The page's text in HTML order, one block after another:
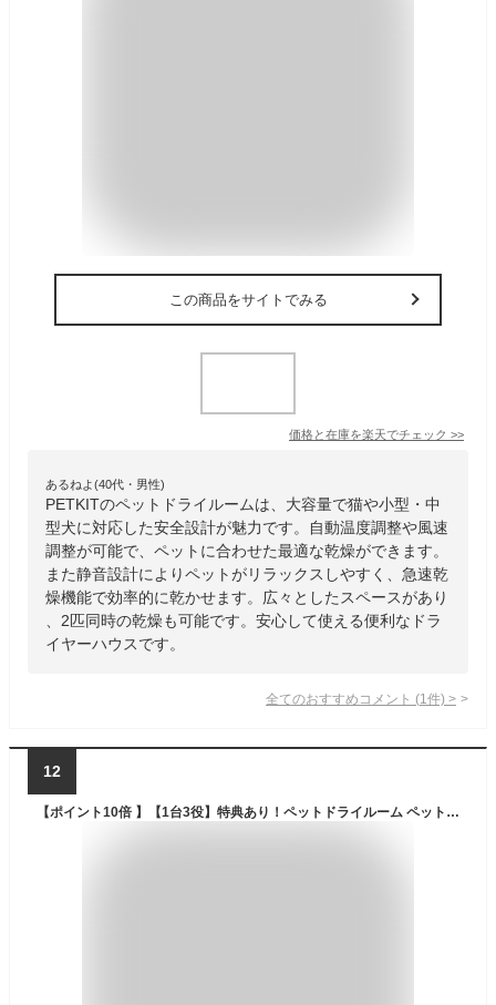
この商品をサイトでみる
価格と在庫を楽天でチェック >>
あるねよ(40代・男性)
PETKITのペットドライルームは、大容量で猫や小型・中
型犬に対応した安全設計が魅力です。自動温度調整や風速
調整が可能で、ペットに合わせた最適な乾燥ができます。
また静音設計によりペットがリラックスしやすく、急速乾
燥機能で効率的に乾かせます。広々としたスペースがあり
、2匹同時の乾燥も可能です。安心して使える便利なドラ
イヤーハウスです。
全てのおすすめコメント (1 件) >
12
【ポイント10倍 】【1台3役】特典あり！ペットドライルーム ペット用ドライヤー 自動 ペット乾燥箱 ペット用 猫 犬 鳥 兼用 乾燥ケース お風呂後 Pets-9 ドライヤー・エアジャワー・ハウス 急速乾燥 オゾン消毒 通気性良い 360°内部循環 ヘアドライヤー ペットハウス